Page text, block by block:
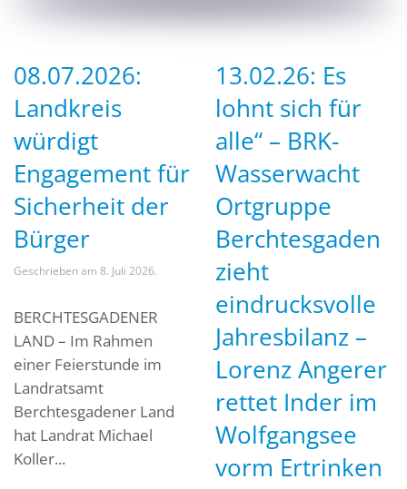
08.07.2026:
Landkreis
würdigt
Engagement für
Sicherheit der
Bürger
Geschrieben am 8. Juli 2026.
BERCHTESGADENER
LAND – Im Rahmen
einer Feierstunde im
Landratsamt
Berchtesgadener Land
hat Landrat Michael
Koller...
13.02.26: Es
lohnt sich für
alle“ – BRK-
Wasserwacht
Ortgruppe
Berchtesgaden
zieht
eindrucksvolle
Jahresbilanz –
Lorenz Angerer
rettet Inder im
Wolfgangsee
vorm Ertrinken